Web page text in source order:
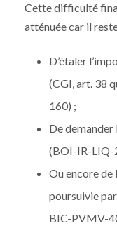
Cette difficulté
atténuée car il
D’étaler
(CGI, art. 38
160) ;
De
(BOI-IR-LIQ-
Ou encore de
poursuivie
BIC-PVMV-